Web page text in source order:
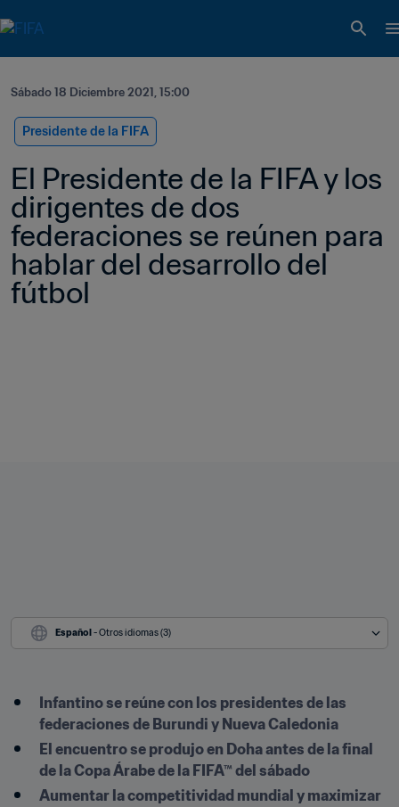
Sábado 18 Diciembre 2021, 15:00
Presidente de la FIFA
El Presidente de la FIFA y los
dirigentes de dos
federaciones se reúnen para
hablar del desarrollo del
fútbol
Español - Otros idiomas (3)
Infantino se reúne con los presidentes de las
federaciones de Burundi y Nueva Caledonia
El encuentro se produjo en Doha antes de la final
de la Copa Árabe de la FIFA™ del sábado
Aumentar la competitividad mundial y maximizar